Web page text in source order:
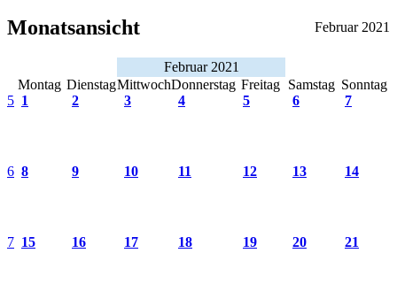
Monatsansicht Februar 2021
Februar 2021
Montag DienstagMittwochDonnerstag Freitag Samstag Sonntag
5 1 2 3 4 5 6 7
6 8 9 10 11 12 13 14
7 15 16 17 18 19 20 21